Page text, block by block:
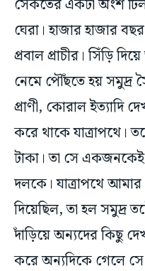
প্রবাল প্রাচীর। সিঁড়ি
নেমে পৌঁছতে হয় সমুদ্র
প্রাণী, কোরাল ইত্যাদি
করে থাকে যাত্রাপথে।
টাকা। তা সে একজনকেই
দলকে। যাত্রাপথে
দিয়েছিল, তা হল সমুদ্র
দাঁড়িয়ে অন্যদের কিছু
করে অন্যদিকে গেলে সে
কিছু একটা পড়তে পারে।